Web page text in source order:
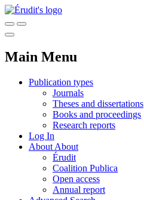
Main Menu
Publication types
Journals
Theses and dissertations
Books and proceedings
Research reports
Log In
About About
Érudit
Coalition Publica
Open access
Annual report